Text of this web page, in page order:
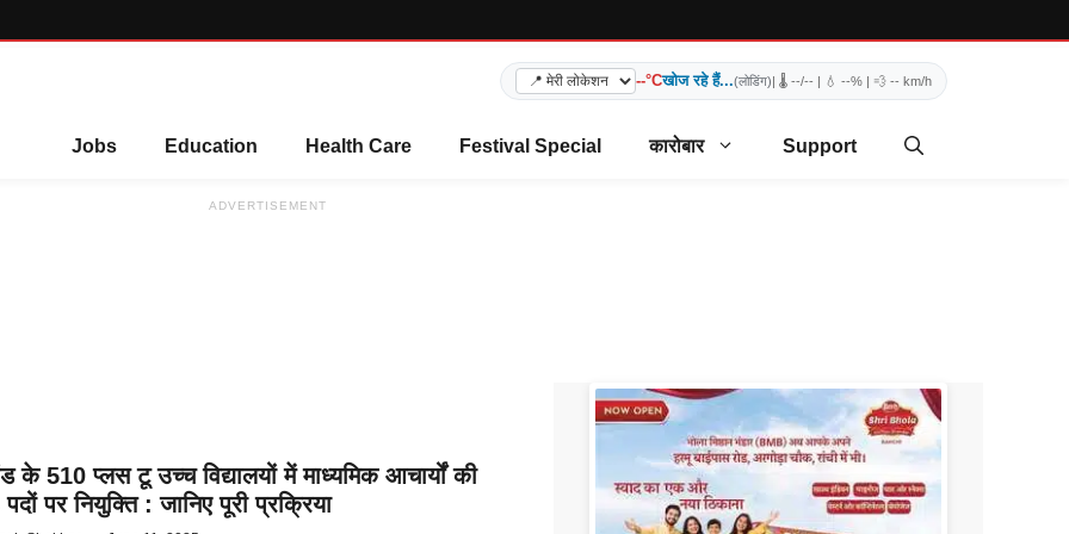
--°Cखोज रहे हैं...(लोडिंग)| 🌡️ --/-- | 💧 --% | 💨 -- km/h
Jobs Education Health Care Festival Special कारोबार Support
ADVERTISEMENT
के 510 प्लस टू उच्च विद्यालयों में माध्यमिक आचार्यों की
पर नियुक्ति : जानिए पूरी प्रक्रिया